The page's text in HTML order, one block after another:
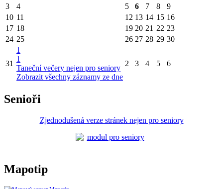
3 4 5 6 7 8
9
10 11 12 13 14 15 16
17 18 19 20 21 22 23
24 25 26 27 28 29 30
31
1
1
Taneční večery nejen pro seniory
Zobrazit všechny záznamy ze dne
2 3 4 5 6
Senioři
Zjednodušená verze stránek nejen pro seniory
Mapotip